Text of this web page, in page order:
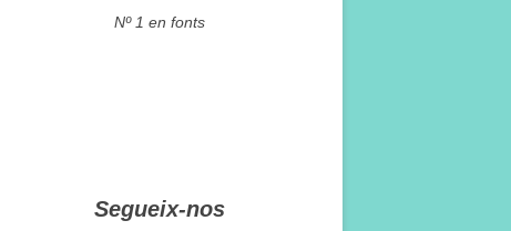
Nº 1 en fonts
Segueix-nos